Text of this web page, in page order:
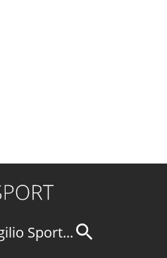
Sport...